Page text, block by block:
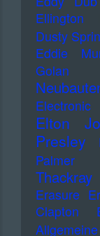
Ellington
Dusty
Eddie
Golan
Electronic
Elton
Presley
Palmer
Thackray
Erasure
Clapton